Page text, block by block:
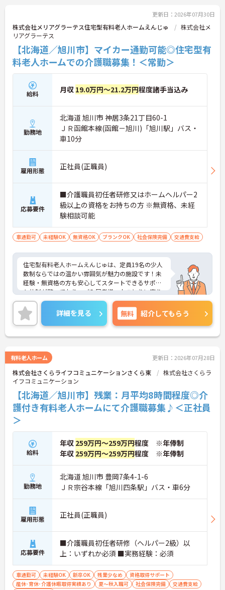
す。ご入居者さまの生きる喜びに寄り添いながらチ
ームで協力しながらより良いケアを提供したい方に
ぴったりの環境です。
★おすすめPOINT★
【「看取り・難病ケアのプロ」として成長できる環
境が整っています】
・がん末期・神経難病の方に特化したホスピス型住
宅ならではの専門的なスキルを、日常業務の中で習
得することができます
るため、訪問介護未経験の方も安心して業務に慣れ
ることができます
・訪問診療医と24時間連携し、チームで看取りに取
り組む体制が整っているため、「看取りのプロ」と
して他施設では得られない経験を積むことができま
【頑張りがしっかり給与・評価に反映される職場で
す】
・介護福祉士手当25,000円、処遇改善手当78,000
円、賞与は年2回＋処遇改善一時金も別途支給され
ています。
・入社半年でリーダーを任されたスタッフの実績が
あるなど、年次にかかわらず頑張りが評価され、キ
ャリアアップを実現できる職場環境です
【働きやすい休日・残業面と、長く安心して働ける
・月9日公休に加え、夏季・冬季休暇各3日が確保さ
れており（年間休日113日）、オンオフのメリハリ
をつけて働くことができます。
・全社平均残業月5時間程度と、業界平均を大きく
下回る少ない残業時間を実現しています
・退職金制度（勤続3年以上）・保育手当・育児短
時間勤務・マインドフルネスプログラムなど、長期
的に安心して働き続けるための制度が充実していま
更新日：2026年07月30日
株式会社メリアグラーテス住宅型有料老人ホームえんじゅ
株式会社メ
リアグラーテス
【北海道／旭川市】マイカー通勤可能◎住宅型有
料老人ホームでの介護職募集！＜常勤＞
給料 月収 19.0万円～21.2万円程度諸手当込み
勤務地
北海道 旭川市 神居3条21丁目60-1
ＪＲ函館本線(函館－旭川)「旭川駅」バス・
車10分
雇用形態 正社員(正職員)
応募要件
■介護職員初任者研修又はホームヘルパー2
級以上の資格をお持ちの方 ※無資格、未経
験相談可能
車通勤可 未経験OK 無資格OK ブランクOK 社会保険完備 交通費支給
住宅型有料老人ホームえんじゅは、定員19名の少人
数制ならではの温かい雰囲気が魅力の施設です！未
経験・無資格の方も安心してスタートできるサポー
ト体制が整っており、ご入居者様一人ひとりに寄り
添った介護を実践できます♪スタッフ同士の協力体
制も良好で、残業が少なく働きやすい環境のため、
長く介護の仕事を続けたい方におすすめです◎
詳細を見る 無料 紹介してもらう
有料老人ホーム 更新日：2026年07月28日
株式会社さくらライフコミュニケーションさくら東
株式会社さくらラ
イフコミュニケーション
【北海道／旭川市】残業：月平均8時間程度◎介
護付き有料老人ホームにて介護職募集♪＜正社員
＞
給料
年収 259万円～259万円程度 ※年俸制
年収 259万円～259万円程度 ※年俸制
勤務地
北海道 旭川市 豊岡7条4-1-6
ＪＲ宗谷本線「旭川四条駅」バス・車6分
雇用形態 正社員(正職員)
応募要件
■介護職員初任者研修（ヘルパー2級）以
上：いずれか必須 ■実務経験：必須
車通勤可 未経験OK 新卒OK 残業少なめ
資格取得サポート
産休･育休･介護休暇取得実績あり
夏～秋入職可 社会保険完備
交通費支給